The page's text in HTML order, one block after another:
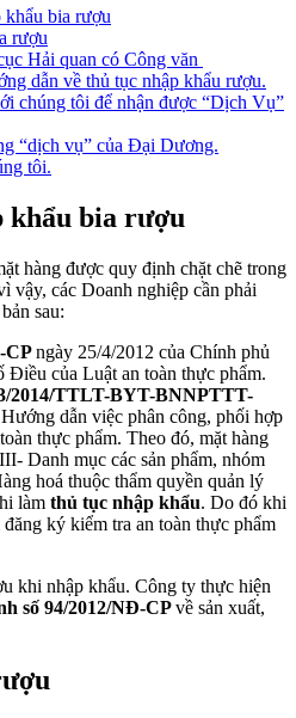
khẩu bia rượu
rượu
Hải quan có Công văn
dẫn về thủ tục nhập khẩu rượu.
chúng tôi để nhận được “Dịch Vụ”
“dịch vụ” của Đại Dương.
tôi.
khẩu bia rượu
hàng được quy định chặt chẽ trong
vậy, các Doanh nghiệp cần phải
sau:
CPngày 25/4/2012 của Chính phủ
Điều của Luật an toàn thực phẩm.
2014/TTLT-BYT-BNNPTTT-
dẫn việc phân công, phối hợp
thực phẩm. Theo đó, mặt hàng
Danh mục các sản phẩm, nhóm
hoá thuộc thẩm quyền quản lý
làm thủ tục nhập khẩu. Do đó khi
ký kiểm tra an toàn thực phẩm
khi nhập khẩu. Công ty thực hiện
số 94/2012/NĐ-CPvề sản xuất,